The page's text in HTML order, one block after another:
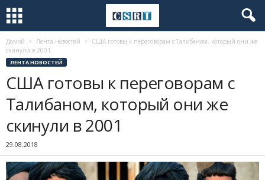
Домой Лента новостей
США готовы к переговорам с Талибаном, который они же
скинули в 2001
ЛЕНТА НОВОСТЕЙ
США готовы к переговорам с
Талибаном, который они же
скинули в 2001
29.08.2018